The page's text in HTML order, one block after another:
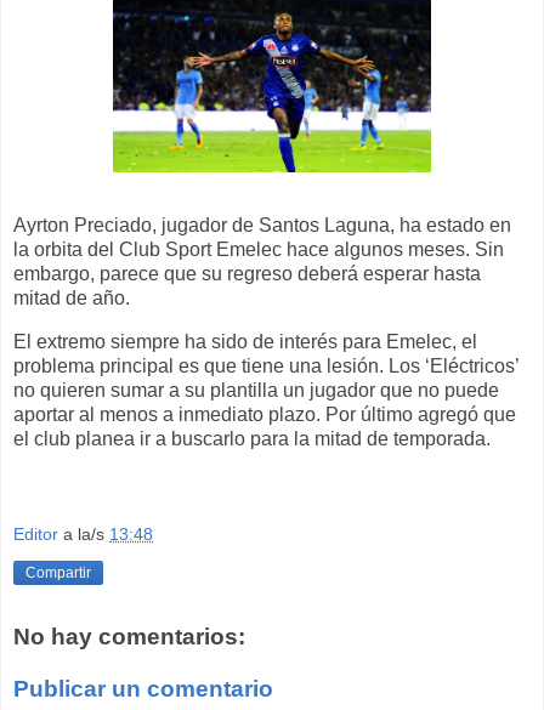
Ayrton Preciado, jugador de Santos Laguna, ha estado en
la orbita del Club Sport Emelec hace algunos meses. Sin
embargo, parece que su regreso deberá esperar hasta
mitad de año.
El extremo siempre ha sido de interés para Emelec, el
problema principal es que tiene una lesión. Los ‘Eléctricos’
no quieren sumar a su plantilla un jugador que no puede
aportar al menos a inmediato plazo. Por último agregó que
el club planea ir a buscarlo para la mitad de temporada.
Editor a la/s 13:48
Compartir
No hay comentarios:
Publicar un comentario